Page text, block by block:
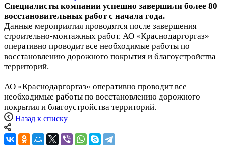
Специалисты компании успешно завершили более 80
восстановительных работ с начала года.
Данные мероприятия проводятся после завершения
строительно-монтажных работ. АО «Краснодаргоргаз»
оперативно проводит все необходимые работы по
восстановлению дорожного покрытия и благоустройства
территорий.
АО «Краснодаргоргаз» оперативно проводит все
необходимые работы по восстановлению дорожного
покрытия и благоустройства территорий.
Назад к списку